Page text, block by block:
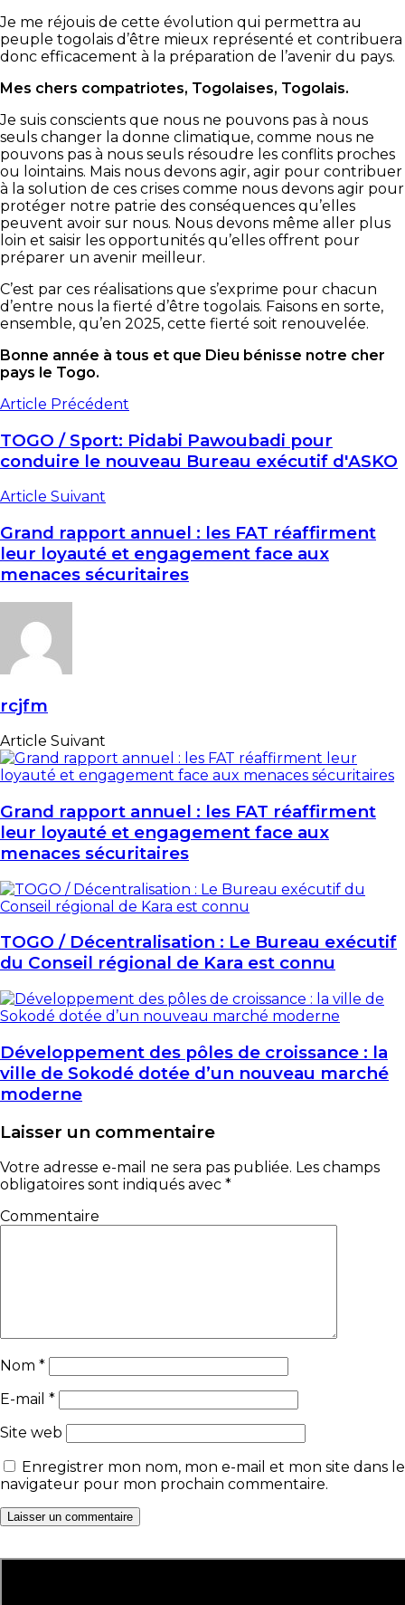
Je me réjouis de cette évolution qui permettra au
peuple togolais d’être mieux représenté et contribuera
donc efficacement à la préparation de l’avenir du pays.
Mes chers compatriotes, Togolaises, Togolais.
Je suis conscients que nous ne pouvons pas à nous
seuls changer la donne climatique, comme nous ne
pouvons pas à nous seuls résoudre les conflits proches
ou lointains. Mais nous devons agir, agir pour contribuer
à la solution de ces crises comme nous devons agir pour
protéger notre patrie des conséquences qu’elles
peuvent avoir sur nous. Nous devons même aller plus
loin et saisir les opportunités qu’elles offrent pour
préparer un avenir meilleur.
C’est par ces réalisations que s’exprime pour chacun
d’entre nous la fierté d’être togolais. Faisons en sorte,
ensemble, qu’en 2025, cette fierté soit renouvelée.
Bonne année à tous et que Dieu bénisse notre cher
pays le Togo.
Article Précédent
TOGO / Sport: Pidabi Pawoubadi pour
conduire le nouveau Bureau exécutif d'ASKO
Article Suivant
Grand rapport annuel : les FAT réaffirment
leur loyauté et engagement face aux
menaces sécuritaires
rcjfm
Article Suivant
Grand rapport annuel : les FAT réaffirment
leur loyauté et engagement face aux
menaces sécuritaires
TOGO / Décentralisation : Le Bureau exécutif
du Conseil régional de Kara est connu
Développement des pôles de croissance : la
ville de Sokodé dotée d’un nouveau marché
moderne
Laisser un commentaire
Votre adresse e-mail ne sera pas publiée. Les champs
obligatoires sont indiqués avec *
Commentaire
Nom *
E-mail *
Site web
Enregistrer mon nom, mon e-mail et mon site dans le
navigateur pour mon prochain commentaire.